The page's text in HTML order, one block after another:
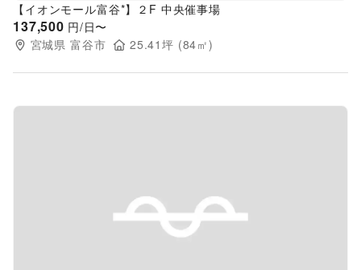
【イオンモール富谷*】２F 中央催事場
137,500 円/日〜
宮城県 富谷市 25.41坪 (84㎡)
Previous slide